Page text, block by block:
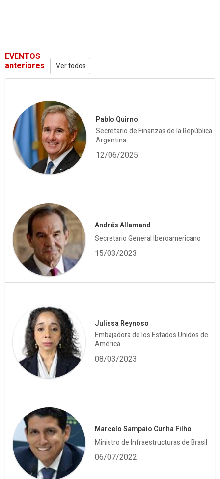
EVENTOS
anteriores Ver todos
Pablo Quirno
Secretario de Finanzas de la República
Argentina
12/06/2025
Andrés Allamand
Secretario General Iberoamericano
15/03/2023
Julissa Reynoso
Embajadora de los Estados Unidos de
América
08/03/2023
Marcelo Sampaio Cunha Filho
Ministro de Infraestructuras de Brasil
06/07/2022